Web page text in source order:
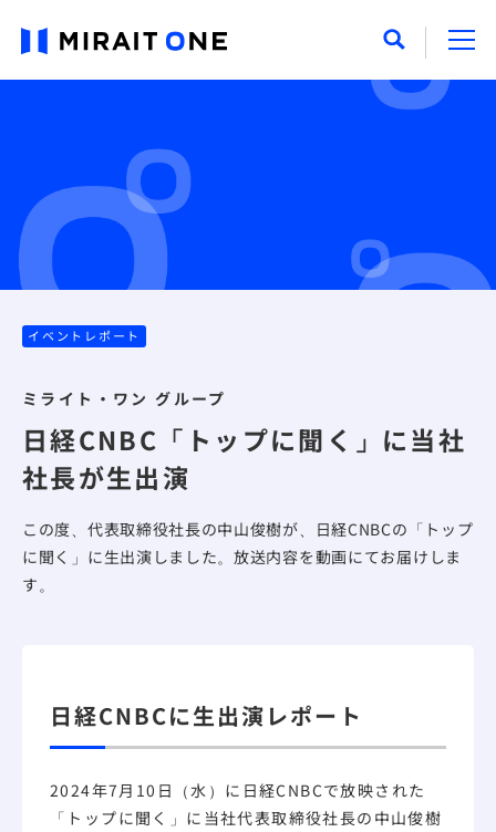
イベントレポート
ミライト・ワン グループ
日経CNBC「トップに聞く」に当社
社長が生出演
この度、代表取締役社長の中山俊樹が、日経CNBCの「トップ
に聞く」に生出演しました。放送内容を動画にてお届けしま
す。
日経CNBCに生出演レポート
2024年7月10日（水）に日経CNBCで放映された
「トップに聞く」に当社代表取締役社長の中山俊樹